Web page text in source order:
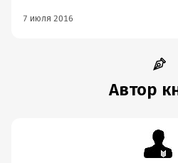
7 июля 2016
Автор